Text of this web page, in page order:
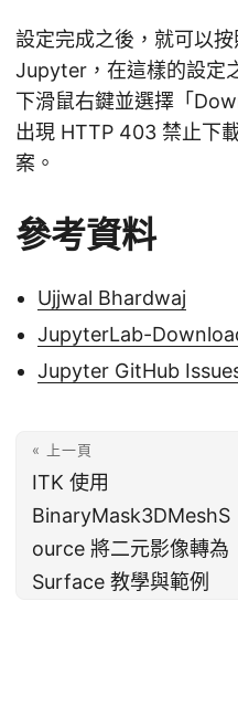
設定完成之後，就可以
Jupyter，在這樣的設定
下滑鼠右鍵並選擇「
出現 HTTP 403 禁止下
案。
參考資料
Ujjwal Bhardwaj
JupyterLab-
Jupyter GitHub
« 上一頁
ITK 使用
BinaryMask3DMeshS
ource 將二元影像轉為
Surface 教學與範例